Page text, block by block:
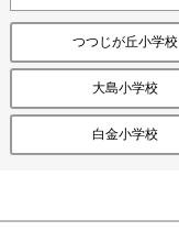
つつじが丘小学校
大島小学校
白金小学校